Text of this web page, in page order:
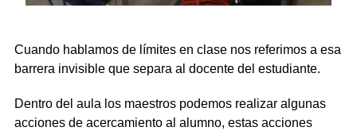
Cuando hablamos de límites en clase nos referimos a esa
barrera invisible que separa al docente del estudiante.
Dentro del aula los maestros podemos realizar algunas
acciones de acercamiento al alumno, estas acciones